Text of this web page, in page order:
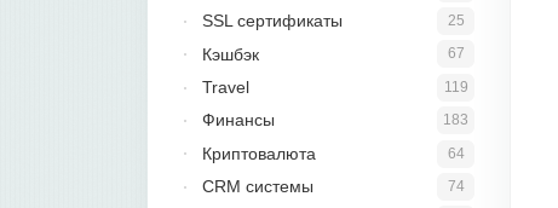
25
SSL сертификаты
67
Кэшбэк
119
Travel
183
Финансы
64
Криптовалюта
74
CRM системы